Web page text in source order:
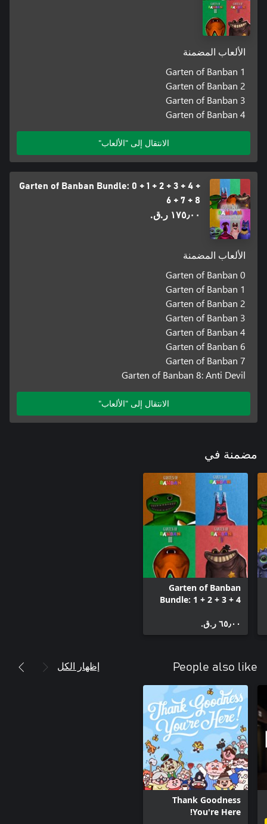
الألعاب المضمنة
Garten of Banban 1
Garten of Banban 2
Garten of Banban 3
Garten of Banban 4
الانتقال إلى "الألعاب"
Garten of Banban Bundle: 0 + 1 + 2 + 3 + 4 +
6 + 7 + 8
١٧٥٫٠٠ ر.ق.‏
الألعاب المضمنة
Garten of Banban 0
Garten of Banban 1
Garten of Banban 2
Garten of Banban 3
Garten of Banban 4
Garten of Banban 6
Garten of Banban 7
Garten of Banban 8: Anti Devil
الانتقال إلى "الألعاب"
مضمنة في
Garten of Banban
Bundle: 1 + 2 + 3 + 4
٦٥٫٠٠ ر.ق.‏
People also like إظهار الكل
Thank Goodness
You're Here!